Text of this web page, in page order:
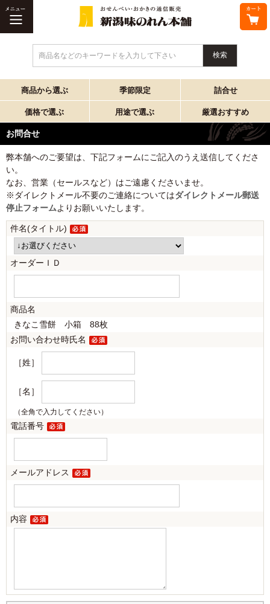
商品名などのキーワードを入力して下さい
商品から選ぶ 季節限定 詰合せ
価格で選ぶ 用途で選ぶ 厳選おすすめ
お問合せ
弊本舗へのご要望は、下記フォームにご記入のうえ送信してくださ
い。
なお、営業（セールスなど）はご遠慮くださいませ。
※ダイレクトメール不要のご連絡についてはダイレクトメール郵送
停止フォームよりお願いいたします。
件名(タイトル)
オーダーＩＤ
商品名
きなこ雪餅 小箱 88枚
お問い合わせ時氏名
［姓］
［名］
（全角で入力してください）
電話番号
メールアドレス
内容